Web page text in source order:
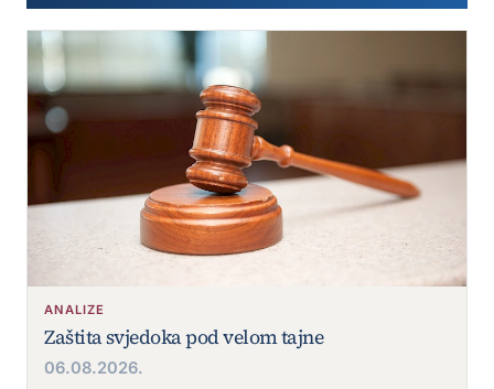
ANALIZE
Zaštita svjedoka pod velom tajne
06.08.2026.